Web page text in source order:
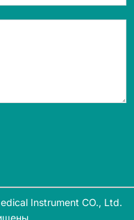
Instrument CO., Ltd.